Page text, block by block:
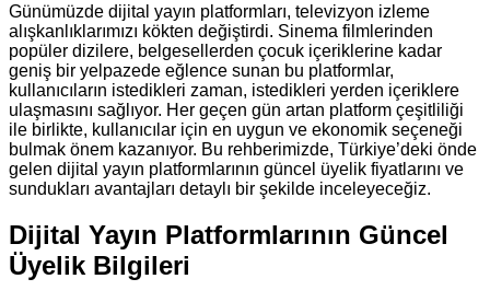
Günümüzde dijital yayın platformları, televizyon izleme
alışkanlıklarımızı kökten değiştirdi. Sinema filmlerinden
popüler dizilere, belgesellerden çocuk içeriklerine kadar
geniş bir yelpazede eğlence sunan bu platformlar,
kullanıcıların istedikleri zaman, istedikleri yerden içeriklere
ulaşmasını sağlıyor. Her geçen gün artan platform çeşitliliği
ile birlikte, kullanıcılar için en uygun ve ekonomik seçeneği
bulmak önem kazanıyor. Bu rehberimizde, Türkiye’deki önde
gelen dijital yayın platformlarının güncel üyelik fiyatlarını ve
sundukları avantajları detaylı bir şekilde inceleyeceğiz.
Dijital Yayın Platformlarının Güncel
Üyelik Bilgileri